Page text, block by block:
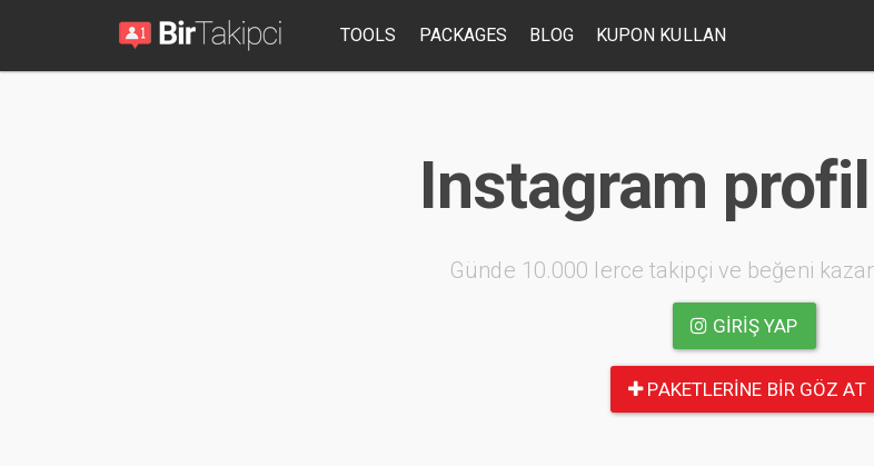
TOOLS PACKAGES BLOG KUPON KULLAN
Instagram
Günde 10.000 lerce takipçi ve beğeni
GIRIŞ YAP
PAKETLERINE BIR GÖZ AT